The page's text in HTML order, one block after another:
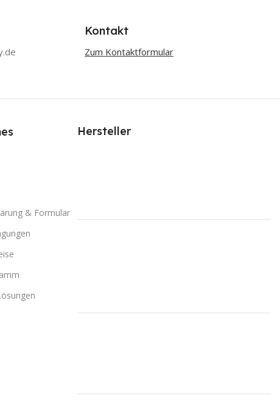
Kontakt
Zum Kontaktformular
& Formular
Hersteller